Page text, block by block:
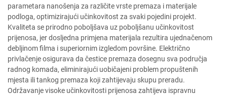
parametara nanošenja za različite vrste premaza i materijale
podloga, optimizirajući učinkovitost za svaki pojedini projekt.
Kvaliteta se prirodno poboljšava uz poboljšanu učinkovitost
prijenosa, jer dosljedna primjena materijala rezultira ujednačenom
debljinom filma i superiornim izgledom površine. Električno
privlačenje osigurava da čestice premaza dosegnu sva područja
radnog komada, eliminirajući uobičajeni problem propuštenih
mjesta ili tankog premaza koji zahtijevaju skupu preradu.
Održavanje visoke učinkovitosti prijenosa zahtijeva ispravnu